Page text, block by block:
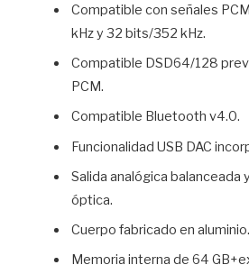
Compatible con señales
kHz y 32 bits/352 kHz.
Compatible DSD64/128
PCM.
Compatible Bluetooth v4.0.
Funcionalidad USB DAC
Salida analógica balanceada
óptica.
Cuerpo fabricado en aluminio.
Memoria interna de 64